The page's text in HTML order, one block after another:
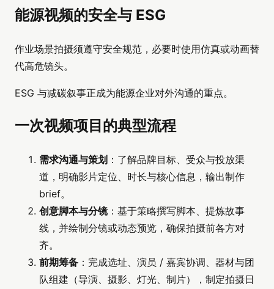
能源视频的安全与 ESG
作业场景拍摄须遵守安全规范，必要时使用仿真或动画替
代高危镜头。
ESG 与减碳叙事正成为能源企业对外沟通的重点。
一次视频项目的典型流程
需求沟通与策划 ：了解品牌目标、受众与投放渠
道，明确影片定位、时长与核心信息，输出制作
brief。
创意脚本与分镜 ：基于策略撰写脚本、提炼故事
线，并绘制分镜或动态预览，确保拍摄前各方对
齐。
前期筹备 ：完成选址、演员 / 嘉宾协调、器材与团
队组建（导演、摄影、灯光、制片），制定拍摄日